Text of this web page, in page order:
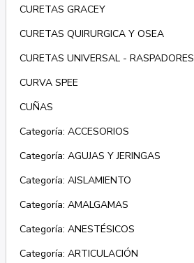
CURETAS GRACEY
CURETAS QUIRURGICA Y OSEA
CURETAS UNIVERSAL - RASPADORES
CURVA SPEE
CUÑAS
Categoría: ACCESORIOS
Categoría: AGUJAS Y JERINGAS
Categoría: AISLAMIENTO
Categoría: AMALGAMAS
Categoría: ANESTÉSICOS
Categoría: ARTICULACIÓN